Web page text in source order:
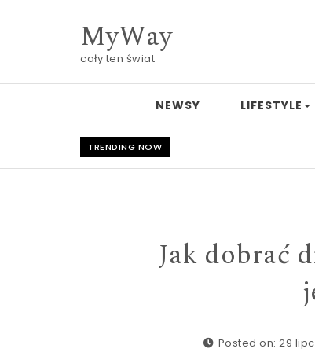
MyWay
cały ten świat
NEWSY LIFESTYLE
TRENDING NOW
Jak dobrać
Posted on: 29